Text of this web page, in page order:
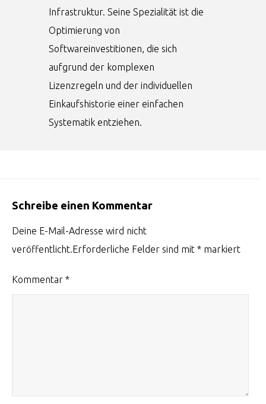
Infrastruktur. Seine Spezialität ist die
Optimierung von
Softwareinvestitionen, die sich
aufgrund der komplexen
Lizenzregeln und der individuellen
Einkaufshistorie einer einfachen
Systematik entziehen.
Schreibe einen Kommentar
Deine E-Mail-Adresse wird nicht
veröffentlicht.Erforderliche Felder sind mit * markiert
Kommentar *